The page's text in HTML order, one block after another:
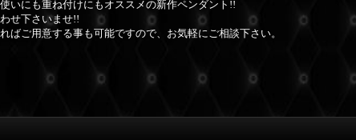
いにも重ね付けにもオススメの新作ペンダント!!
せ下さいませ!!
ご用意する事も可能ですので、お気軽にご相談下さい。